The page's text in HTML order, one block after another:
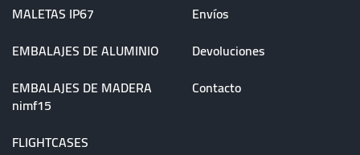
MALETAS IP67
EMBALAJES DE ALUMINIO
EMBALAJES DE MADERA
nimf15
FLIGHTCASES
Envíos
Devoluciones
Contacto